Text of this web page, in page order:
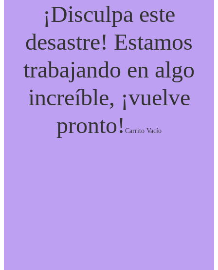
¡Disculpa este
desastre! Estamos
trabajando en algo
increíble, ¡vuelve
pronto!